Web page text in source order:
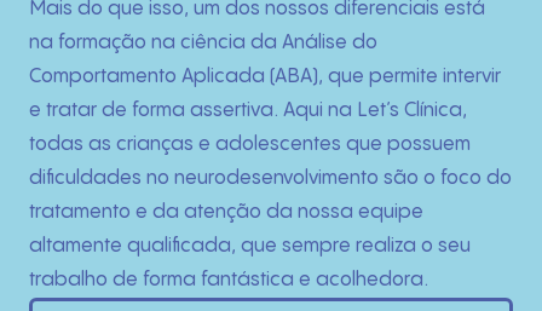
Mais do que isso, um dos nossos diferenciais está
na formação na ciência da Análise do
Comportamento Aplicada (ABA), que permite intervir
e tratar de forma assertiva. Aqui na Let’s Clínica,
todas as crianças e adolescentes que possuem
dificuldades no neurodesenvolvimento são o foco do
tratamento e da atenção da nossa equipe
altamente qualificada, que sempre realiza o seu
trabalho de forma fantástica e acolhedora.